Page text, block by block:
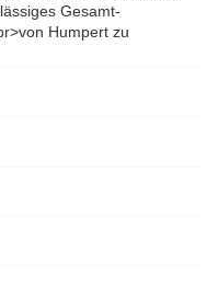
Gesamt-
Humpert zu